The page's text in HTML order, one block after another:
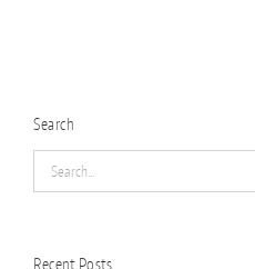
Search
Search
for:
Recent Posts